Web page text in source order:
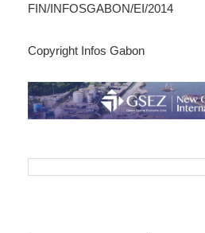
FIN/INFOSGABON/EI/2014
Copyright Infos Gabon